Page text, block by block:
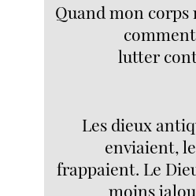
Quand mon corps
lutter
Les dieux
enviaient,
frappaient. Le
moins